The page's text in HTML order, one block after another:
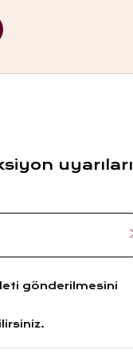
uyarıları
gönderilmesini